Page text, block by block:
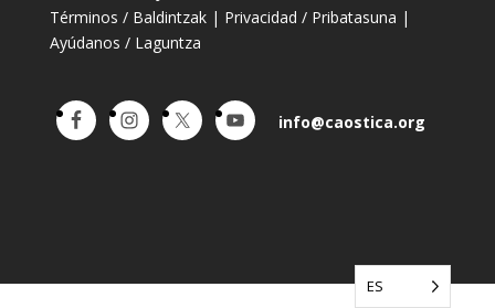
Términos / Baldintzak| Privacidad / Pribatasuna |
Ayúdanos / Laguntza
info@caostica.org
ES